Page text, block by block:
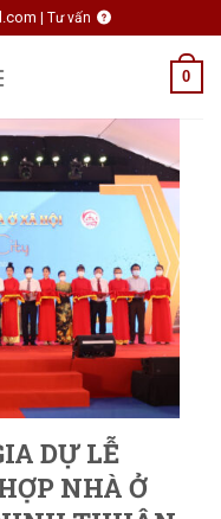
| Tư vấn
0
DỰ LỄ
NHÀ Ở